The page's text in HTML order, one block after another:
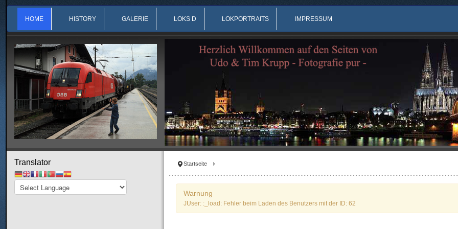
HOME HISTORY GALERIE LOKS D LOKPORTRAITS IMPRESSUM
Startseite
Warnung
JUser: :_load: Fehler beim Laden des Benutzers mit der ID: 62
Translator